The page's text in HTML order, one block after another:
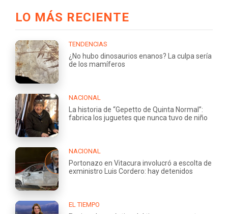
LO MÁS RECIENTE
TENDENCIAS
¿No hubo dinosaurios enanos? La culpa sería
de los mamíferos
NACIONAL
La historia de “Gepetto de Quinta Normal”:
fabrica los juguetes que nunca tuvo de niño
NACIONAL
Portonazo en Vitacura involucró a escolta de
exministro Luis Cordero: hay detenidos
EL TIEMPO